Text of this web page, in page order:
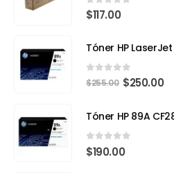
0out of 5
$117.00
0 out of 5
$255.00 $250.00
0out of 5
$190.00